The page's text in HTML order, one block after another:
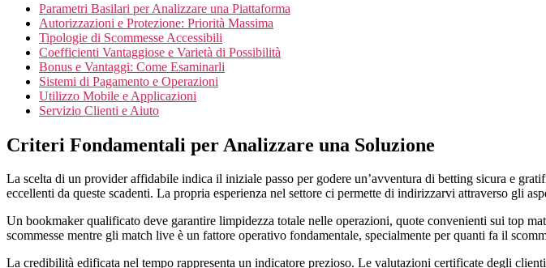
Parametri Basilari per Analizzare una Piattaforma
Autorizzazioni e Protezione: Priorità Massima
Tipologie di Scommesse Accessibili
Coefficienti Vantaggiose e Varietà di Possibilità
Bonus e Vantaggi: Come Esaminarli
Sistemi di Pagamento e Operazioni
Utilizzo Mobile e Applicazioni
Servizio Clienti e Aiuto
Criteri Fondamentali per Analizzare una Soluzione
La scelta di un provider affidabile indica il iniziale passo per godere un’avventura di betting sicura e
eccellenti da queste scadenti. La propria esperienza nel settore ci permette di indirizzarvi attraverso gli
Un bookmaker qualificato deve garantire limpidezza totale nelle operazioni, quote convenienti sui top
scommesse mentre gli match live è un fattore operativo fondamentale, specialmente per quanti fa il
La credibilità edificata nel tempo rappresenta un indicatore prezioso. Le valutazioni certificate degli